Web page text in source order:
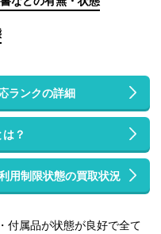
ランクの詳細
？
用制限状態の買取状況
付属品が状態が良好で全て